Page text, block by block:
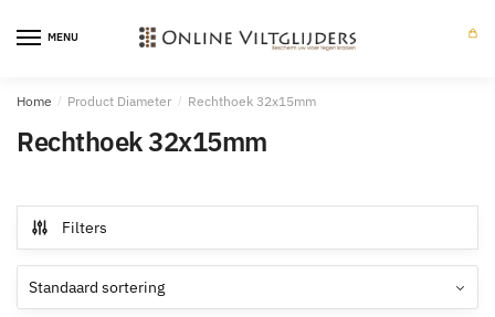
MENU
Home / Product Diameter / Rechthoek 32x15mm
Rechthoek 32x15mm
Filters